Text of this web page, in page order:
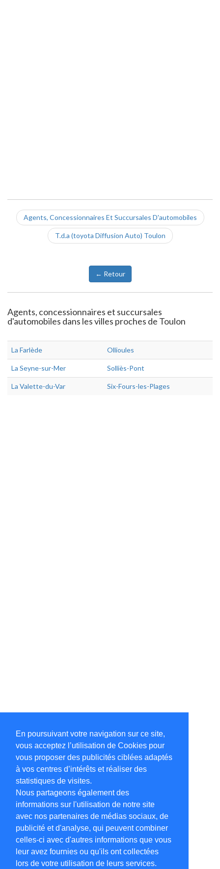
En poursuivant votre navigation sur ce site,
vous acceptez l’utilisation de Cookies pour
vous proposer des publicités ciblées adaptés
à vos centres d’intérêts et réaliser des
statistiques de visites.
Nous partageons également des
informations sur l'utilisation de notre site
avec nos partenaires de médias sociaux, de
publicité et d'analyse, qui peuvent combiner
celles-ci avec d'autres informations que vous
leur avez fournies ou qu'ils ont collectées
lors de votre utilisation de leurs services.
Agents, Concessionnaires Et Succursales D'automobiles
T.d.a (toyota Diffusion Auto) Toulon
← Retour
Agents, concessionnaires et succursales
d'automobiles dans les villes proches de Toulon
La Farlède Ollioules
La Seyne-sur-Mer Solliès-Pont
La Valette-du-Var Six-Fours-les-Plages